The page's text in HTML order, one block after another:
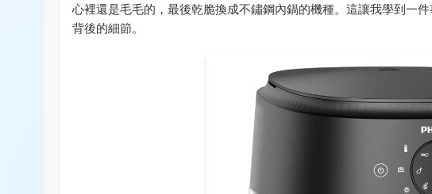
心裡還是毛毛的，最後乾脆換成不鏽鋼內鍋的機種。這讓我學到一
背後的細節。